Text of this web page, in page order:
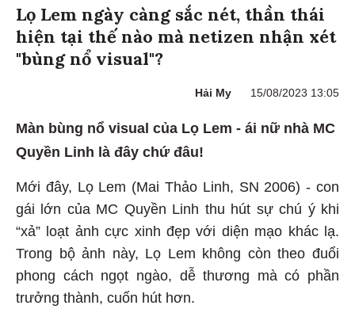
Lọ Lem ngày càng sắc nét, thần thái
hiện tại thế nào mà netizen nhận xét
"bùng nổ visual"?
Hải My 15/08/2023 13:05
Màn bùng nổ visual của Lọ Lem - ái nữ nhà MC
Quyền Linh là đây chứ đâu!
Mới đây, Lọ Lem (Mai Thảo Linh, SN 2006) - con
gái lớn của MC Quyền Linh thu hút sự chú ý khi
“xả” loạt ảnh cực xinh đẹp với diện mạo khác lạ.
Trong bộ ảnh này, Lọ Lem không còn theo đuổi
phong cách ngọt ngào, dễ thương mà có phần
trưởng thành, cuốn hút hơn.